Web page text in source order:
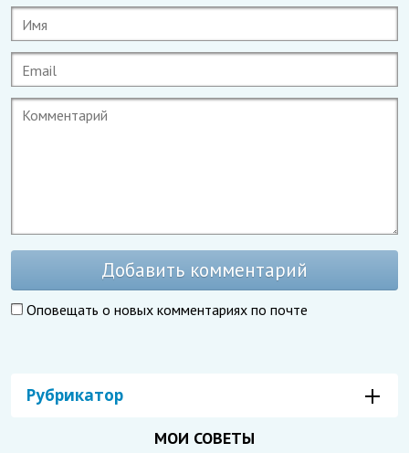
Добавить комментарий
Оповещать о новых комментариях по почте
Рубрикатор
МОИ СОВЕТЫ